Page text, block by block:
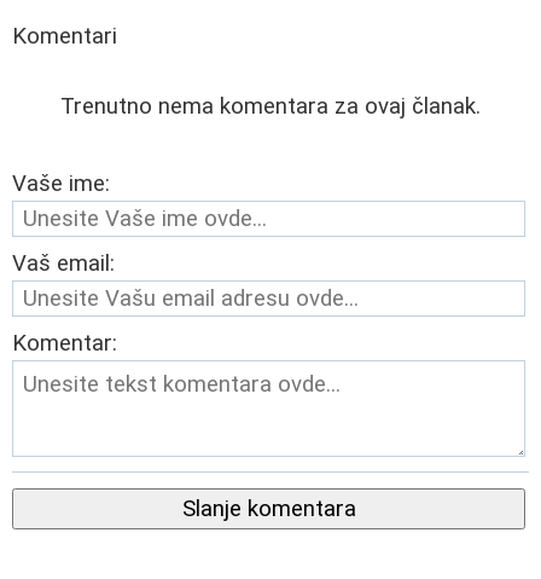
Komentari
Trenutno nema komentara za ovaj članak.
Vaše ime:
Vaš email:
Komentar:
Slanje komentara